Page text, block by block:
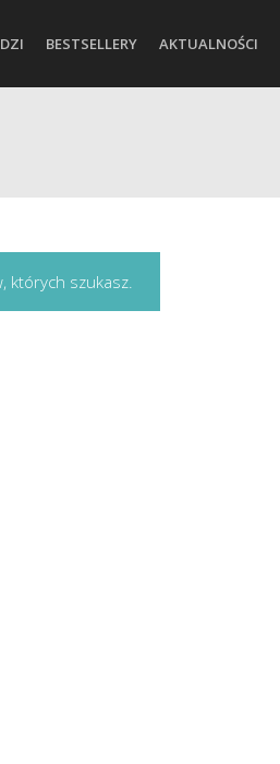
BESTSELLERY AKTUALNOŚCI
których szukasz.